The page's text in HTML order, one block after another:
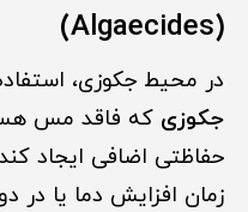
(Algaecides)
در محیط جکوزی،
جکوزی که فاقد مس
حفاظتی اضافی ایجاد
زمان افزایش دما یا در